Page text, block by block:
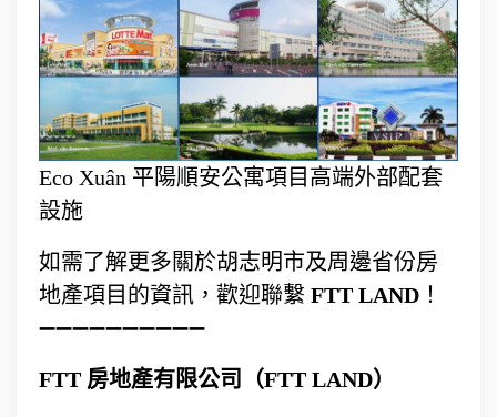
Eco Xuân 平陽順安公寓項目高端外部配套
設施
如需了解更多關於胡志明市及周邊省份房
地產項目的資訊，歡迎聯繫 FTT LAND ！
➖➖➖➖➖➖➖➖➖➖
FTT 房地產有限公司（FTT LAND）